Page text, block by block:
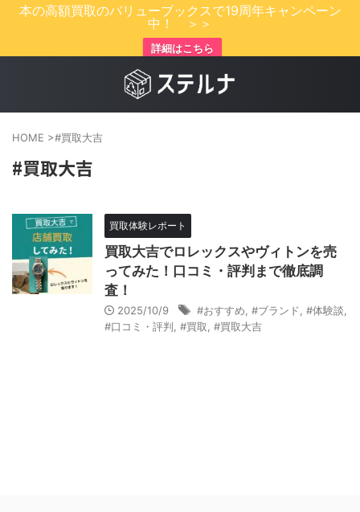
本の高額買取のバリューブックスで19周年キャンペーン
中！ ＞＞
詳細はこちら
HOME >#買取大吉
#買取大吉
買取体験レポート
買取大吉でロレックスやヴィトンを売
ってみた！口コミ・評判まで徹底調
査！
2025/10/9 #おすすめ #ブランド #体験談
#口コミ・評判 #買取 #買取大吉